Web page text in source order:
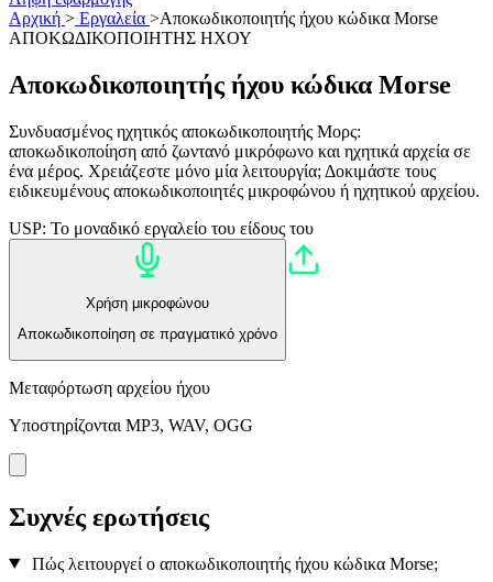
Αρχική > Εργαλεία >Αποκωδικοποιητής ήχου κώδικα Morse
ΑΠΟΚΩΔΙΚΟΠΟΙΗΤΗΣ ΗΧΟΥ
Αποκωδικοποιητής ήχου κώδικα Morse
Συνδυασμένος ηχητικός αποκωδικοποιητής Μορς:
αποκωδικοποίηση από ζωντανό μικρόφωνο και ηχητικά αρχεία σε
ένα μέρος. Χρειάζεστε μόνο μία λειτουργία; Δοκιμάστε τους
ειδικευμένους αποκωδικοποιητές μικροφώνου ή ηχητικού αρχείου.
USP: Το μοναδικό εργαλείο του είδους του
Χρήση μικροφώνου
Αποκωδικοποίηση σε πραγματικό χρόνο
Μεταφόρτωση αρχείου ήχου
Υποστηρίζονται MP3, WAV, OGG
Συχνές ερωτήσεις
Πώς λειτουργεί ο αποκωδικοποιητής ήχου κώδικα Morse;